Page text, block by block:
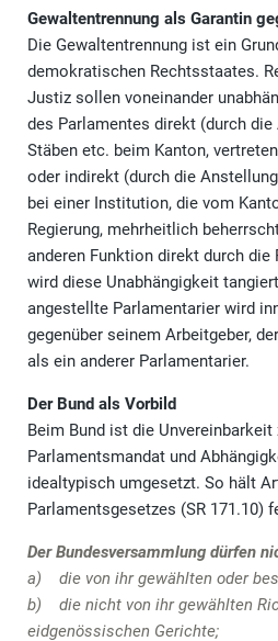
Gewaltentrennung als Garantin
Die Gewaltentrennung ist ein
demokratischen Rechtsstaates.
Justiz sollen voneinander
des Parlamentes direkt (durch
Stäben etc. beim Kanton,
oder indirekt (durch die
bei einer Institution, die vom
Regierung, mehrheitlich
anderen Funktion direkt durch die
wird diese Unabhängigkeit
angestellte Parlamentarier wird
gegenüber seinem Arbeitgeber,
als ein anderer Parlamentarier.
Der Bund als Vorbild
Beim Bund ist die
Parlamentsmandat und
idealtypisch umgesetzt. So hält
Parlamentsgesetzes (SR 171.10)
Der Bundesversammlung dürfen
a) die von ihr gewählten oder
b) die nicht von ihr gewählten
eidgenössischen Gerichte;